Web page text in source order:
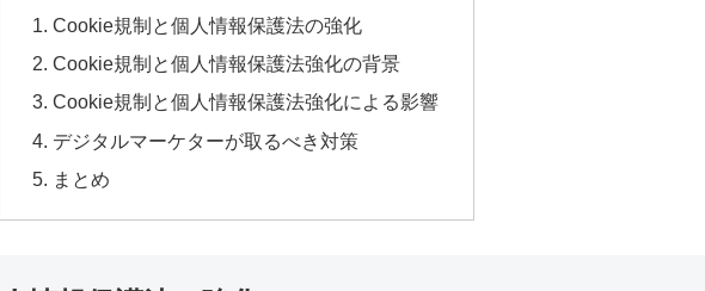
Cookie規制と個人情報保護法の強化
Cookie規制と個人情報保護法強化の背景
Cookie規制と個人情報保護法強化による影響
デジタルマーケターが取るべき対策
まとめ